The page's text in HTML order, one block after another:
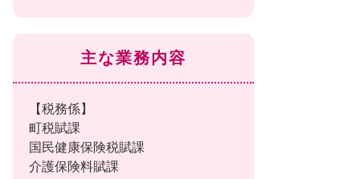
主な業務内容
【税務係】
町税賦課
国民健康保険税賦課
介護保険料賦課